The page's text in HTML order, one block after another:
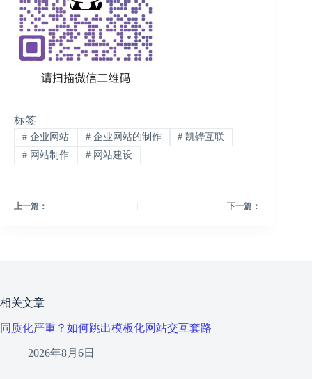
标签
#企业网站 #企业网站的制作 # 凯铧互联
#网站制作 #网站建设
上一篇： 下一篇：
相关文章
同质化严重？如何跳出模板化网站交互套路
2026年8月6日